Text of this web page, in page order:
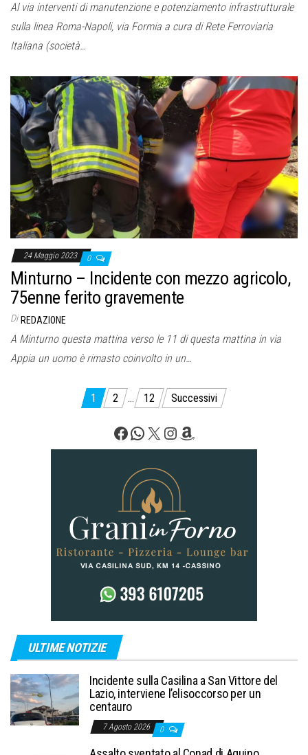
Al via interventi di manutenzione e potenziamento infrastrutturale
sulla linea Roma-Napoli, via Formia a cura di Rete Ferroviaria
Italiana (società…
24 Maggio 2023 0
Minturno – Incidente con mezzo agricolo,
75enne ferito gravemente
Di REDAZIONE
A Minturno questa mattina verso le 11 di questa mattina in via
Appia un uomo è rimasto coinvolto in un…
Paginazione
articoli
1 2 … 12 Successivi
Facebook
WhatsApp
X Instagram
Amazon
ULTIME NOTIZIE
Incidente sulla Casilina a San Vittore del
Lazio, interviene l’elisoccorso per un
centauro
7 Agosto 2026 0